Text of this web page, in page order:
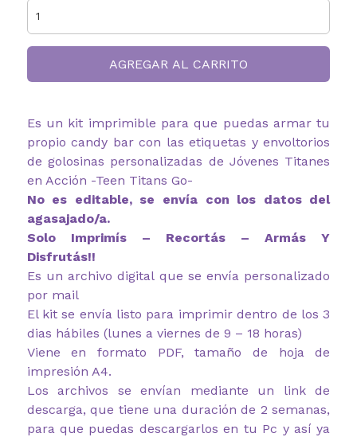
AGREGAR AL CARRITO
Es un kit imprimible para que puedas armar tu
propio candy bar con las etiquetas y envoltorios
de golosinas personalizadas de Jóvenes Titanes
en Acción -Teen Titans Go-
No es editable, se envía con los datos del
agasajado/a.
Solo Imprimís – Recortás – Armás Y
Disfrutás!!
Es un archivo digital que se envía personalizado
por mail
El kit se envía listo para imprimir dentro de los 3
dias hábiles (lunes a viernes de 9 – 18 horas)
Viene en formato PDF, tamaño de hoja de
impresión A4.
Los archivos se envían mediante un link de
descarga, que tiene una duración de 2 semanas,
para que puedas descargarlos en tu Pc y así ya